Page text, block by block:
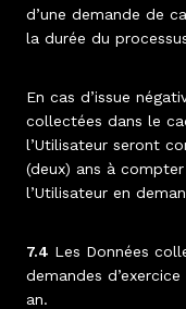
d’une demande de
la durée du
En cas d’issue
collectées dans le
l’Utilisateur seront
(deux) ans à
l’Utilisateur en
7.4 Les Données
demandes
an.